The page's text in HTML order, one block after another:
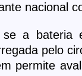
nacional
se a bateria
pelo
permite